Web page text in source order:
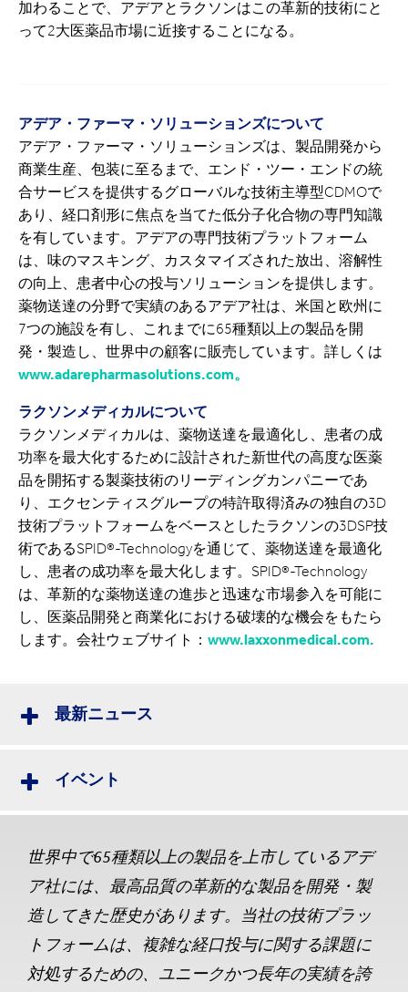
加わることで、アデアとラクソンはこの革新的技術にと
って2大医薬品市場に近接することになる。
アデア・ファーマ・ソリューションズについて
アデア・ファーマ・ソリューションズは、製品開発から
商業生産、包装に至るまで、エンド・ツー・エンドの統
合サービスを提供するグローバルな技術主導型CDMOで
あり、経口剤形に焦点を当てた低分子化合物の専門知識
を有しています。アデアの専門技術プラットフォーム
は、味のマスキング、カスタマイズされた放出、溶解性
の向上、患者中心の投与ソリューションを提供します。
薬物送達の分野で実績のあるアデア社は、米国と欧州に
7つの施設を有し、これまでに65種類以上の製品を開
発・製造し、世界中の顧客に販売しています。詳しくは
www.adarepharmasolutions.com。
ラクソンメディカルについて
ラクソンメディカルは、薬物送達を最適化し、患者の成
功率を最大化するために設計された新世代の高度な医薬
品を開拓する製薬技術のリーディングカンパニーであ
り、エクセンティスグループの特許取得済みの独自の3D
技術プラットフォームをベースとしたラクソンの3DSP技
術であるSPID®-Technologyを通じて、薬物送達を最適化
し、患者の成功率を最大化します。SPID®-Technology
は、革新的な薬物送達の進歩と迅速な市場参入を可能に
し、医薬品開発と商業化における破壊的な機会をもたら
します。会社ウェブサイト： www.laxxonmedical.com.
最新ニュース
イベント
世界中で65種類以上の製品を上市しているアデ
ア社には、最高品質の革新的な製品を開発・製
造してきた歴史があります。当社の技術プラッ
トフォームは、複雑な経口投与に関する課題に
対処するための、ユニークかつ長年の実績を誇